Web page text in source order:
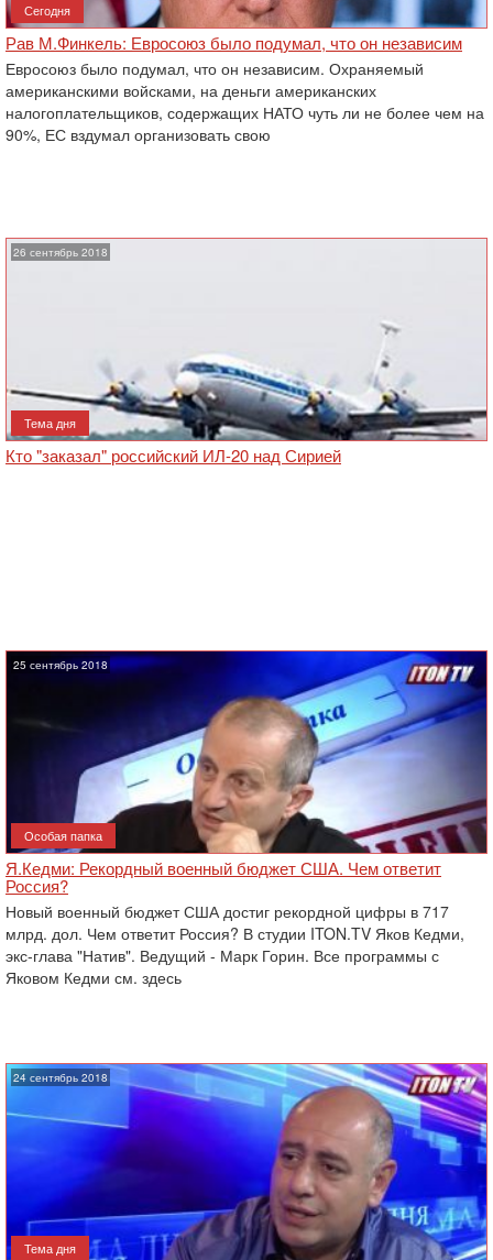
Сегодня
Рав М.Финкель: Евросоюз было подумал, что он независим
Евросоюз было подумал, что он независим. Охраняемый
американскими войсками, на деньги американских
налогоплательщиков, содержащих НАТО чуть ли не более чем на
90%, ЕС вздумал организовать свою
26 сентябрь 2018
Тема дня
Кто "заказал" российский ИЛ-20 над Сирией
25 сентябрь 2018
Особая папка
Я.Кедми: Рекордный военный бюджет США. Чем ответит
Россия?
Новый военный бюджет США достиг рекордной цифры в 717
млрд. дол. Чем ответит Россия? В студии ITON.TV Яков Кедми,
экс-глава "Натив". Ведущий - Марк Горин. Все программы с
Яковом Кедми см. здесь
24 сентябрь 2018
Тема дня